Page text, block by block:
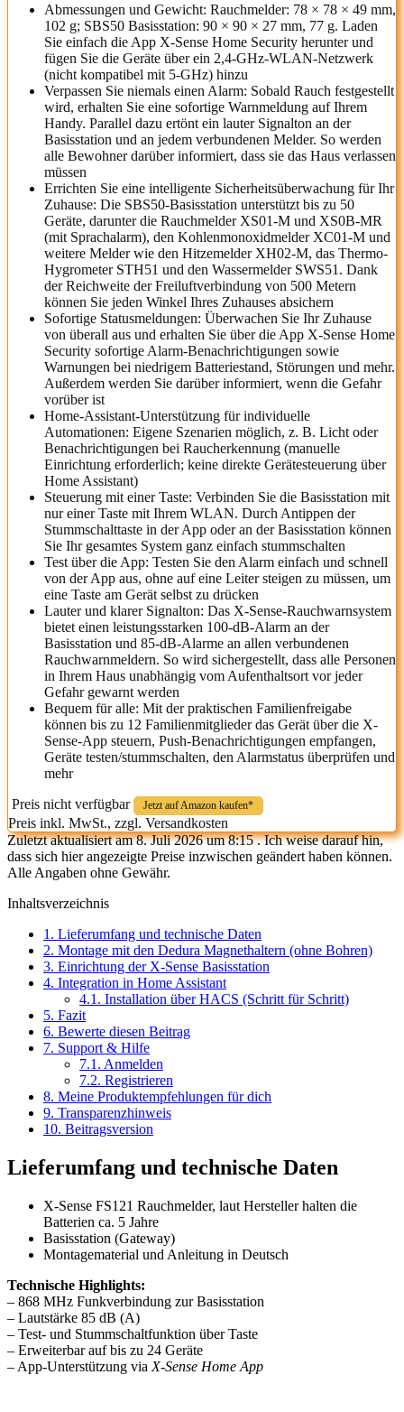
Abmessungen und Gewicht: Rauchmelder: 78 × 78 × 49 mm,
102 g; SBS50 Basisstation: 90 × 90 × 27 mm, 77 g. Laden
Sie einfach die App X-Sense Home Security herunter und
fügen Sie die Geräte über ein 2,4-GHz-WLAN-Netzwerk
(nicht kompatibel mit 5-GHz) hinzu
Verpassen Sie niemals einen Alarm: Sobald Rauch festgestellt
wird, erhalten Sie eine sofortige Warnmeldung auf Ihrem
Handy. Parallel dazu ertönt ein lauter Signalton an der
Basisstation und an jedem verbundenen Melder. So werden
alle Bewohner darüber informiert, dass sie das Haus verlassen
müssen
Errichten Sie eine intelligente Sicherheitsüberwachung für Ihr
Zuhause: Die SBS50-Basisstation unterstützt bis zu 50
Geräte, darunter die Rauchmelder XS01-M und XS0B-MR
(mit Sprachalarm), den Kohlenmonoxidmelder XC01-M und
weitere Melder wie den Hitzemelder XH02-M, das Thermo-
Hygrometer STH51 und den Wassermelder SWS51. Dank
der Reichweite der Freiluftverbindung von 500 Metern
können Sie jeden Winkel Ihres Zuhauses absichern
Sofortige Statusmeldungen: Überwachen Sie Ihr Zuhause
von überall aus und erhalten Sie über die App X-Sense Home
Security sofortige Alarm-Benachrichtigungen sowie
Warnungen bei niedrigem Batteriestand, Störungen und mehr.
Außerdem werden Sie darüber informiert, wenn die Gefahr
vorüber ist
Home-Assistant-Unterstützung für individuelle
Automationen: Eigene Szenarien möglich, z. B. Licht oder
Benachrichtigungen bei Raucherkennung (manuelle
Einrichtung erforderlich; keine direkte Gerätesteuerung über
Home Assistant)
Steuerung mit einer Taste: Verbinden Sie die Basisstation mit
nur einer Taste mit Ihrem WLAN. Durch Antippen der
Stummschalttaste in der App oder an der Basisstation können
Sie Ihr gesamtes System ganz einfach stummschalten
Test über die App: Testen Sie den Alarm einfach und schnell
von der App aus, ohne auf eine Leiter steigen zu müssen, um
eine Taste am Gerät selbst zu drücken
Lauter und klarer Signalton: Das X-Sense-Rauchwarnsystem
bietet einen leistungsstarken 100-dB-Alarm an der
Basisstation und 85-dB-Alarme an allen verbundenen
Rauchwarnmeldern. So wird sichergestellt, dass alle Personen
in Ihrem Haus unabhängig vom Aufenthaltsort vor jeder
Gefahr gewarnt werden
Bequem für alle: Mit der praktischen Familienfreigabe
können bis zu 12 Familienmitglieder das Gerät über die X-
Sense-App steuern, Push-Benachrichtigungen empfangen,
Geräte testen/stummschalten, den Alarmstatus überprüfen und
mehr
Preis nicht verfügbar
Jetzt auf Amazon kaufen*
Preis inkl. MwSt., zzgl. Versandkosten
Zuletzt aktualisiert am 8. Juli 2026 um 8:15 . Ich weise darauf hin,
dass sich hier angezeigte Preise inzwischen geändert haben können.
Alle Angaben ohne Gewähr.
Inhaltsverzeichnis
1. Lieferumfang und technische Daten
2. Montage mit den Dedura Magnethaltern (ohne Bohren)
3. Einrichtung der X-Sense Basisstation
4. Integration in Home Assistant
4.1. Installation über HACS (Schritt für Schritt)
5. Fazit
6. Bewerte diesen Beitrag
7. Support & Hilfe
7.1. Anmelden
7.2. Registrieren
8. Meine Produktempfehlungen für dich
9. Transparenzhinweis
10. Beitragsversion
Lieferumfang und technische Daten
X-Sense FS121 Rauchmelder, laut Hersteller halten die
Batterien ca. 5 Jahre
Basisstation (Gateway)
Montagematerial und Anleitung in Deutsch
Technische Highlights:
– 868 MHz Funkverbindung zur Basisstation
– Lautstärke 85 dB (A)
– Test- und Stummschaltfunktion über Taste
– Erweiterbar auf bis zu 24 Geräte
– App-Unterstützung via X-Sense Home App